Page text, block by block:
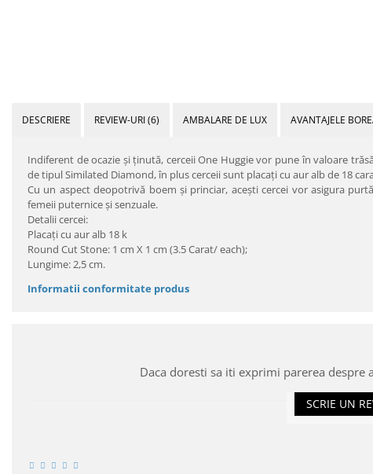
DESCRIERE REVIEW-URI(6) AMBALARE DE LUX AVANTAJELE
Indiferent de ocazie şi ţinută, cerceii One Huggie vor pune în valoare
de tipul Similated Diamond, în plus cerceii sunt placaţi cu aur alb de 18
Cu un aspect deopotrivă boem şi princiar, aceşti cercei vor asigura
femeii puternice şi senzuale.
Detalii cercei:
Placaţi cu aur alb 18 k
Round Cut Stone: 1 cm X 1 cm (3.5 Carat/ each);
Lungime: 2,5 cm.
Informatii conformitate produs
Daca doresti sa iti exprimi parerea despre
SCRIE UN